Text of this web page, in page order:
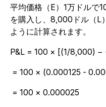
平均価格（E）1万ドルで
を購入し、8,000ドル（L
ように計算されます。
P&L = 100 × [(1/8,000) −
= 100 × (0.000125 -
= 100 × 0.000025